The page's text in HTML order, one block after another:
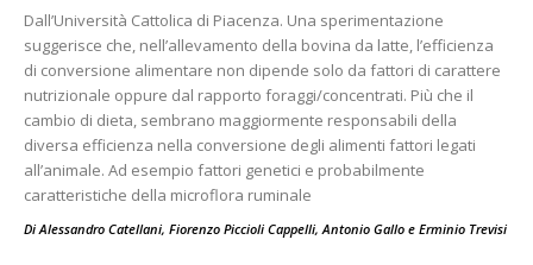
Dall’Università Cattolica di Piacenza. Una sperimentazione
suggerisce che, nell’allevamento della bovina da latte, l’efficienza
di conversione alimentare non dipende solo da fattori di carattere
nutrizionale oppure dal rapporto foraggi/concentrati. Più che il
cambio di dieta, sembrano maggiormente responsabili della
diversa efficienza nella conversione degli alimenti fattori legati
all’animale. Ad esempio fattori genetici e probabilmente
caratteristiche della microflora ruminale
DiAlessandro Catellani, Fiorenzo Piccioli Cappelli,Antonio Gallo e Erminio Trevisi